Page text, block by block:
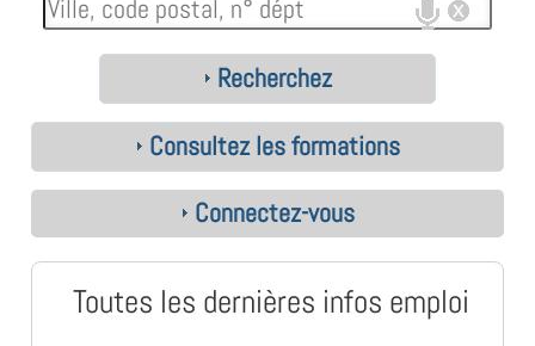
Recherchez
Consultez les formations
Connectez-vous
Toutes les dernières infos emploi